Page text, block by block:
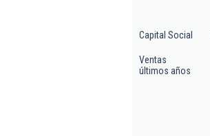
Capital Social
Ventas
últimos años